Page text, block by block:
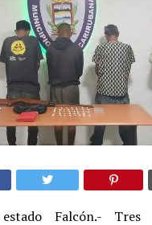
Falcón.- Tres